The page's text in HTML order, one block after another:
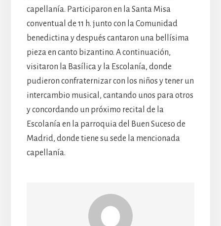
capellanía. Participaron en la Santa Misa
conventual de 11 h. junto con la Comunidad
benedictina y después cantaron una bellísima
pieza en canto bizantino. A continuación,
visitaron la Basílica y la Escolanía, donde
pudieron confraternizar con los niños y tener un
intercambio musical, cantando unos para otros
y concordando un próximo recital de la
Escolanía en la parroquia del Buen Suceso de
Madrid, donde tiene su sede la mencionada
capellanía.